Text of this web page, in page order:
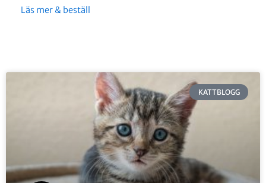
Läs mer & beställ
KATTBLOGG
S
i
d
a
i
d
a
i
d
a
i
d
a
i
d
a